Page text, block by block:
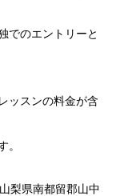
でのエントリーと
ッスンの料金が含
。
梨県南都留郡山中